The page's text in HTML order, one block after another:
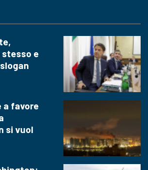
e
a favore
si vuol